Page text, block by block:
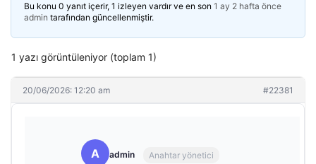
Bu konu 0 yanıt içerir, 1 izleyen vardır ve en son 1 ay 2 hafta önce
admin tarafından güncellenmiştir.
1 yazı görüntüleniyor (toplam 1)
20/06/2026: 12:20 am #22381
A admin Anahtar yönetici